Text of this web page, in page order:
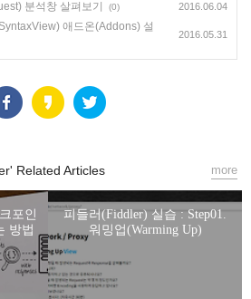
분석창 살펴보기 (0) 2016.06.04
애드온(Addons) 설
2016.05.31
Related Articles
포인
방법
피들러(Fiddler) 실습 : Step01.
워밍업(Warming Up)
more